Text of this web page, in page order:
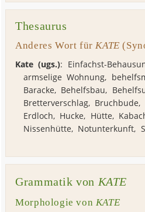
Thesaurus
Anderes Wort fürKATE
Kate (ugs.): Einfachst-
armselige Wohnung,
Baracke, Behelfsbau,
Bretterverschlag, Bruchbude,
Erdloch, Hucke, Hütte,
Nissenhütte, Notunterkunft,
Grammatik von KATE
Morphologie von KATE